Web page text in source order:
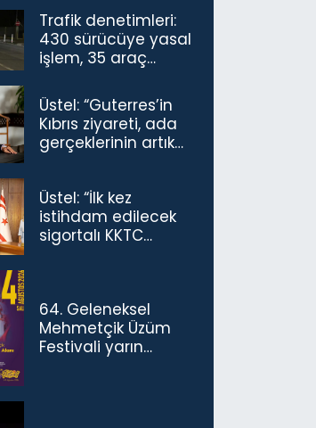
Trafik denetimleri:
430 sürücüye yasal
işlem, 35 araç
Üstel: “Guterres’in
Kıbrıs ziyareti, ada
gerçeklerinin artık
göstermiştir”
Üstel: “İlk kez
istihdam edilecek
sigortalı KKTC
64. Geleneksel
Mehmetçik Üzüm
Festivali yarın